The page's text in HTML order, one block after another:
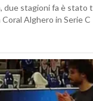
due stagioni fa è stato
Alghero in Serie C